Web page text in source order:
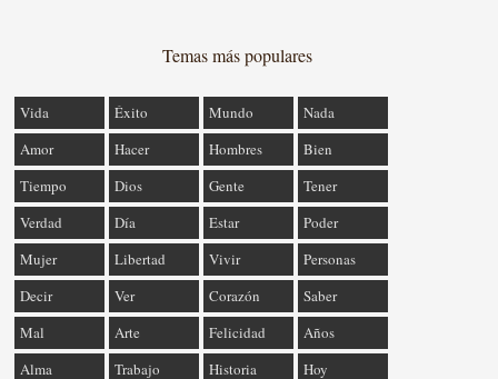
Temas más populares
Vida Éxito Mundo
Nada
Amor
Hacer Hombres
Bien
Tiempo
Dios Gente
Tener
Verdad
Día Estar
Poder
Mujer
Libertad Vivir
Personas
Decir
Ver Corazón
Saber
Mal
Arte Felicidad
Años
Alma
Trabajo Historia Hoy